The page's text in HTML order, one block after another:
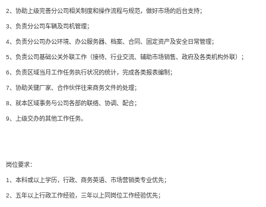
2、协助上级完善分公司相关制度和操作流程与规范，做好市场的后台支持；
3、负责分公司车辆及司机管理；
4、负责分公司办公环境、办公服务器、档案、合同、固定资产及安全日常管理；
5、负责公司基础公关外联工作（接待、行业交流、辅助市场销售、政府及各类机构外联）；
6、负责区域当月工作任务执行状况的统计，完成各类报表编制；
7、协助关键厂家、合作伙伴往来商务文件的处理；
8、就本区域事务与公司各部的联络、协调、配合；
9、上级交办的其他工作任务。
岗位要求：
1、本科或以上学历，行政、商务英语、市场营销类专业优先；
2、五年以上行政工作经验，三年以上同岗位工作经验优先；